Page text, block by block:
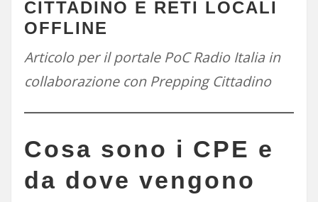
CITTADINO E RETI LOCALI
OFFLINE
Articolo per il portale PoC Radio Italia in
collaborazione con Prepping Cittadino
Cosa sono i CPE e
da dove vengono